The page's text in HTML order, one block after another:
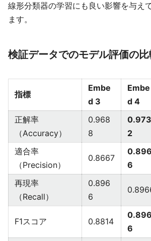
線形分類器の学習にも良い影響を与え
ます。
検証データでのモデル評価の
指標
Embe
d 3
Embe
d 4
正解率
（Accuracy）
0.968
8
0.973
2
適合率
（Precision）
0.8667
0.896
6
再現率
（Recall）
0.896
6
F1スコア 0.8814
0.896
6